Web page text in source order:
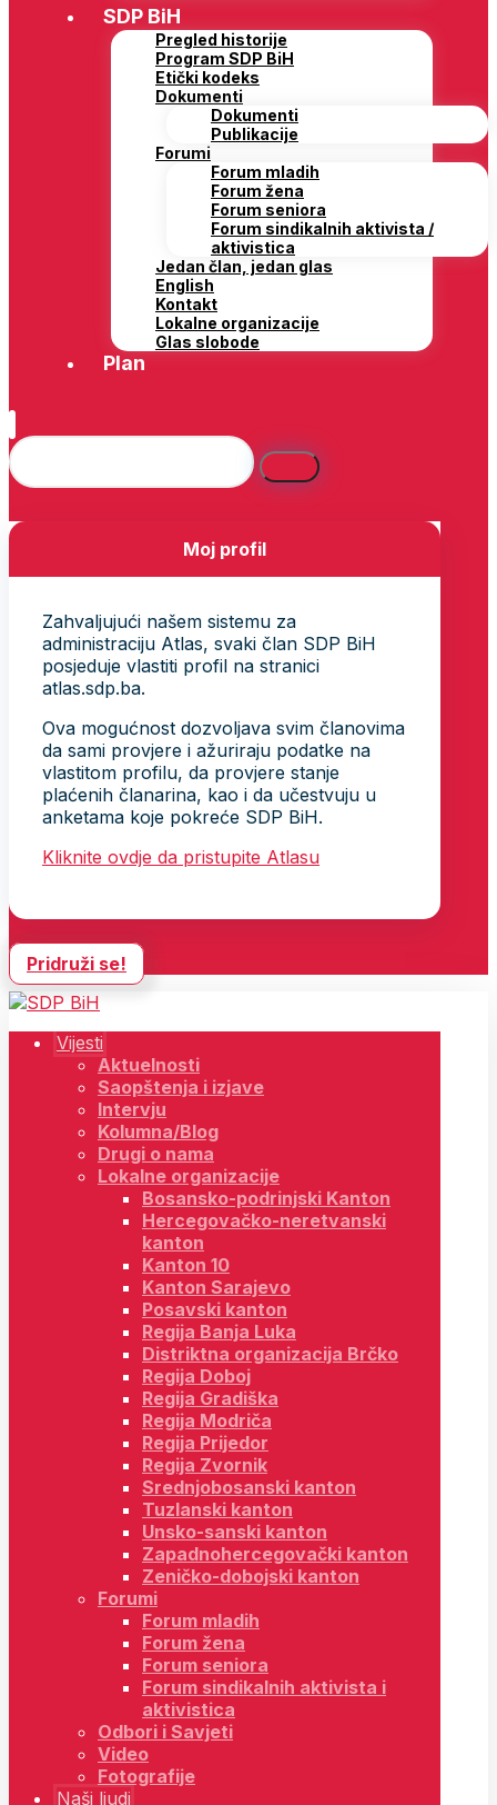
SDP BiH
Pregled historije
Program SDP BiH
Etički kodeks
Dokumenti
Dokumenti
Publikacije
Forumi
Forum mladih
Forum žena
Forum seniora
Forum sindikalnih aktivista /
aktivistica
Jedan član, jedan glas
English
Kontakt
Lokalne organizacije
Glas slobode
Plan
Moj profil
Zahvaljujući našem sistemu za
administraciju Atlas, svaki član SDP BiH
posjeduje vlastiti profil na stranici
atlas.sdp.ba.
Ova mogućnost dozvoljava svim članovima
da sami provjere i ažuriraju podatke na
vlastitom profilu, da provjere stanje
plaćenih članarina, kao i da učestvuju u
anketama koje pokreće SDP BiH.
Kliknite ovdje da pristupite Atlasu
Pridruži se!
Vijesti
Aktuelnosti
Saopštenja i izjave
Intervju
Kolumna/Blog
Drugi o nama
Lokalne organizacije
Bosansko-podrinjski Kanton
Hercegovačko-neretvanski
kanton
Kanton 10
Kanton Sarajevo
Posavski kanton
Regija Banja Luka
Distriktna organizacija Brčko
Regija Doboj
Regija Gradiška
Regija Modriča
Regija Prijedor
Regija Zvornik
Srednjobosanski kanton
Tuzlanski kanton
Unsko-sanski kanton
Zapadnohercegovački kanton
Zeničko-dobojski kanton
Forumi
Forum mladih
Forum žena
Forum seniora
Forum sindikalnih aktivista i
aktivistica
Odbori i Savjeti
Video
Fotografije
Naši ljudi